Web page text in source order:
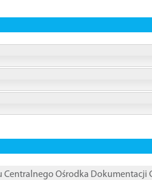
Ośrodka Dokumentacji